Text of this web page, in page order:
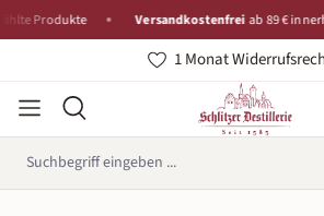
Versandkostenfrei ab 89 € innerhalb
1 Monat